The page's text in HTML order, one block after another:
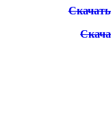
Скачать